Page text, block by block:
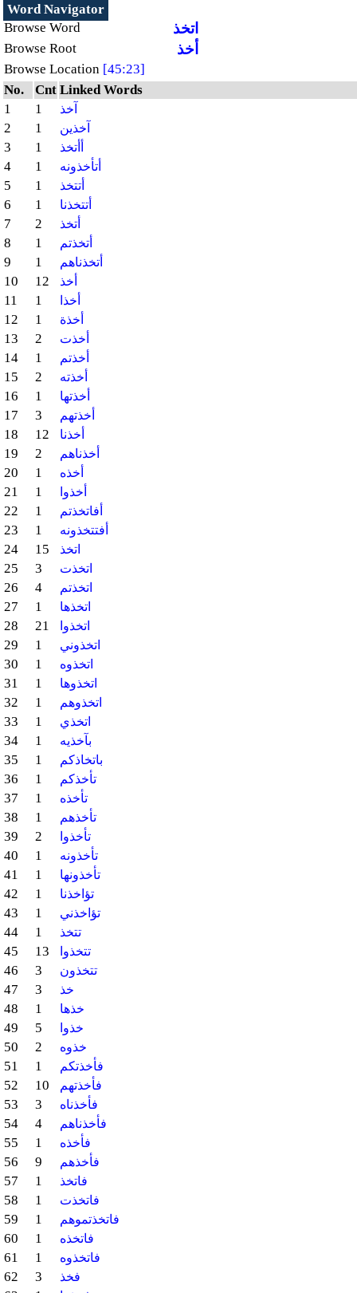
Word Navigator
Browse Word
اتخذ
Browse Root أخذ
Browse Location [45:23]
No.
Cnt Linked Words
1
1 آخذ
2 1 آخذين
3 1 أأتخذ
4 1 أتأخذونه
5 1 أتتخذ
6 1 أتتخذنا
7 2 أتخذ
8 1 أتخذتم
9 1 أتخذناهم
10 12 أخذ
11 1 أخذا
12 1 أخذة
13 2 أخذت
14 1 أخذتم
15 2 أخذته
16 1 أخذتها
17 3 أخذتهم
18 12 أخذنا
19 2 أخذناهم
20 1 أخذه
21 1 أخذوا
22 1 أفاتخذتم
23 1 أفتتخذونه
24 15 اتخذ
25 3 اتخذت
26 4 اتخذتم
27 1 اتخذها
28 21 اتخذوا
29 1 اتخذوني
30 1 اتخذوه
31 1 اتخذوها
32 1 اتخذوهم
33 1 اتخذي
34 1 بآخذيه
35 1 باتخاذكم
36 1 تأخذكم
37 1 تأخذه
38 1 تأخذهم
39 2 تأخذوا
40 1 تأخذونه
41 1 تأخذونها
42 1 تؤاخذنا
43 1 تؤاخذني
44 1 تتخذ
45 13 تتخذوا
46 3 تتخذون
47 3 خذ
48 1 خذها
49 5 خذوا
50 2 خذوه
51 1 فأخذتكم
52 10 فأخذتهم
53 3 فأخذناه
54 4 فأخذناهم
55 1 فأخذه
56 9 فأخذهم
57 1 فاتخذ
58 1 فاتخذت
59 1 فاتخذتموهم
60 1 فاتخذه
61 1 فاتخذوه
62 3 فخذ